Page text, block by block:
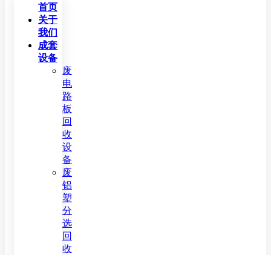
首页
关于
我们
成套
设备
废
电
路
板
回
收
设
备
废
铝
塑
分
选
回
收